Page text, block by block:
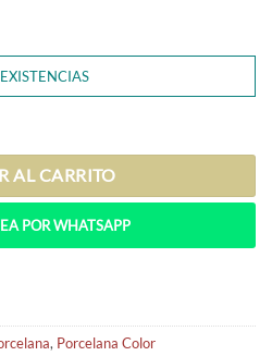
AL CARRITO
POR WHATSAPP
, Porcelana Color